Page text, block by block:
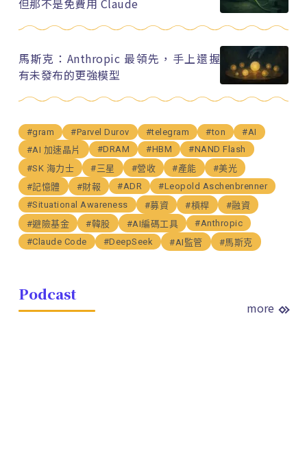
馬斯克：Anthropic 最領先，手上還握
有未發布的更強模型
#gram #Parvel Durov #telegram #ton
#AI
#AI 加速晶片
#DRAM #HBM
#NAND Flash
#SK 海力士
#三星 #營收 #產能
#美光
#記憶體
#財報 #ADR
#Leopold Aschenbrenner
#Situational Awareness
#募資 #槓桿
#融資
#避險基金
#韓股 #AI編碼工具
#Anthropic
#Claude Code
#DeepSeek #AI監管 #馬斯克
Podcast
more